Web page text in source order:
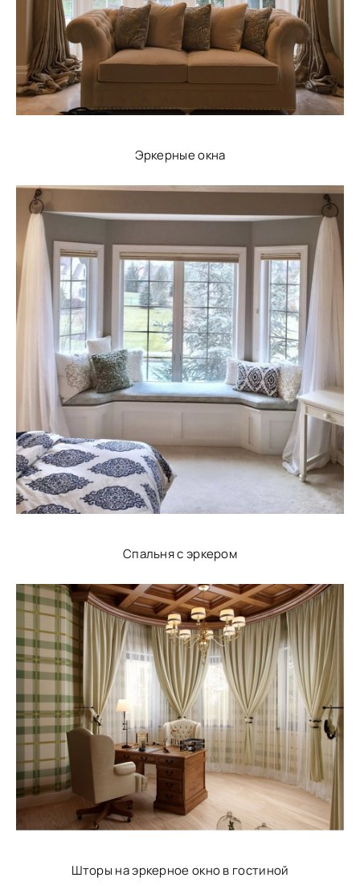
Эркерные окна
Спальня с эркером
Шторы на эркерное окно в гостиной